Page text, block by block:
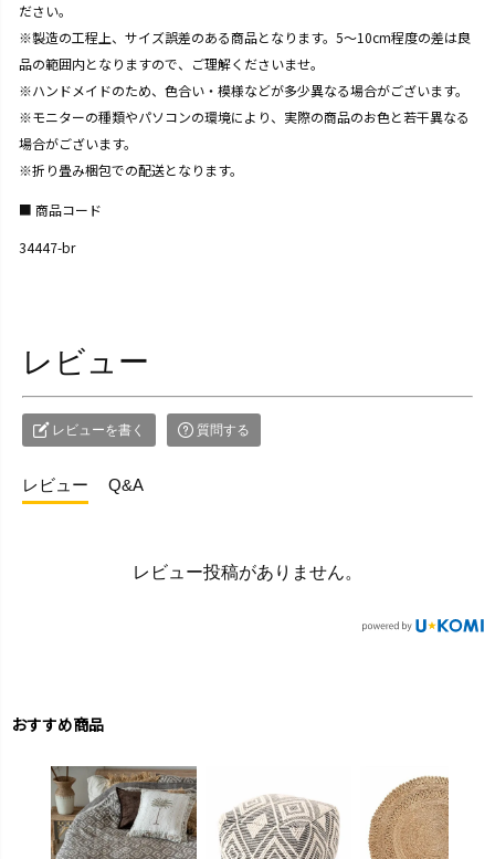
ださい。
※製造の工程上、サイズ誤差のある商品となります。5～10cm程度の差は良
品の範囲内となりますので、ご理解くださいませ。
※ハンドメイドのため、色合い・模様などが多少異なる場合がございます。
※モニターの種類やパソコンの環境により、実際の商品のお色と若干異なる
場合がございます。
※折り畳み梱包での配送となります。
商品コード
34447-br
レビュー
レビューを書く 質問する
レビュー Q&A
レビュー投稿がありません。
おすすめ商品